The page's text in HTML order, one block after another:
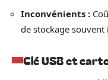
Inconvénients :
de stockage souvent
Clé USB et